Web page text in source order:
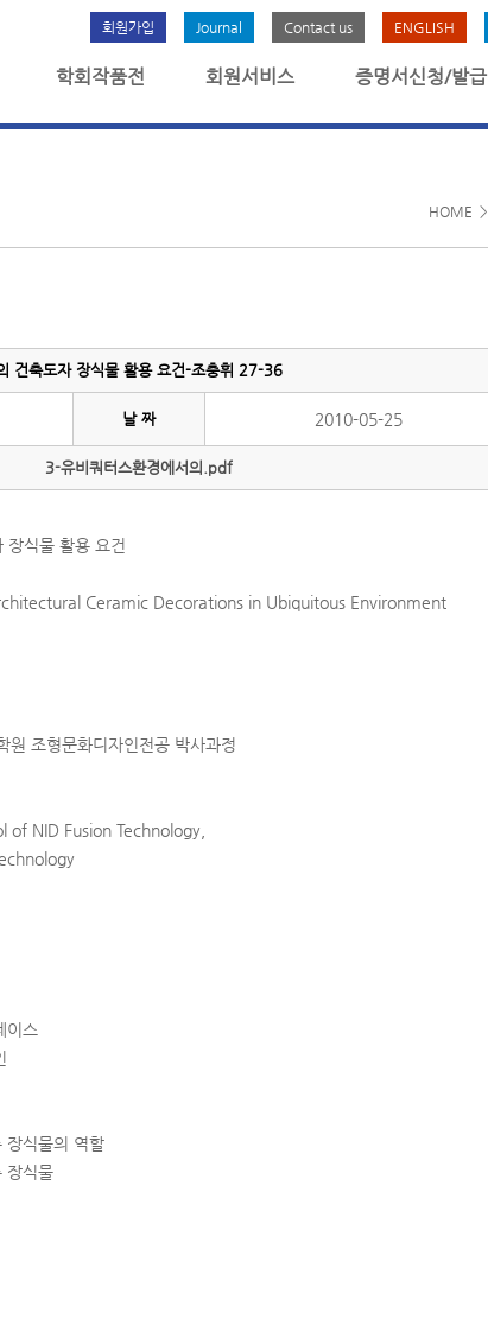
회원가입 Journal Contact us ENGLISH
학회작품전 회원서비스 증명서신청/발급
HOME >
건축도자 장식물 활용 요건-조충휘 27-36
날 짜 2010-05-25
3-유비쿼터스환경에서의.pdf
장식물 활용 요건
Ceramic Decorations in Ubiquitous Environment
원 조형문화디자인전공 박사과정
of NID Fusion Technology,
이스
장식물의 역할
장식물